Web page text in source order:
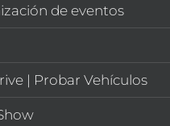
de eventos
| Probar Vehículos